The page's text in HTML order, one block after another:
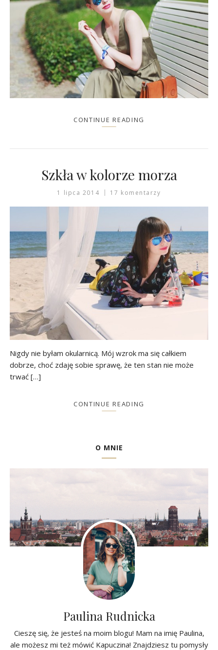
CONTINUE READING
Szkła w kolorze morza
1 lipca 2014 17 komentarzy
Nigdy nie byłam okularnicą. Mój wzrok ma się całkiem
dobrze, choć zdaję sobie sprawę, że ten stan nie może
trwać […]
CONTINUE READING
O MNIE
Paulina Rudnicka
Cieszę się, że jesteś na moim blogu! Mam na imię Paulina,
ale możesz mi też mówić Kapuczina! Znajdziesz tu pomysły